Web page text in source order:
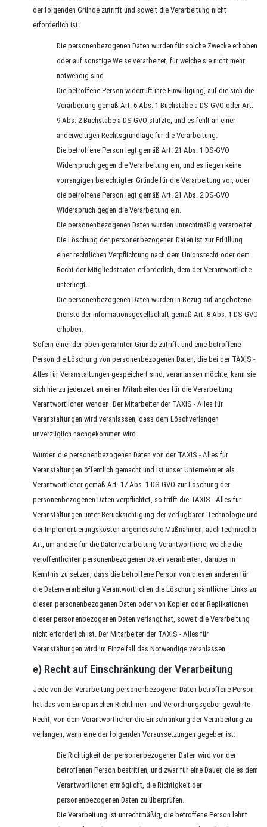
der folgenden Gründe zutrifft und soweit die Verarbeitung nicht
erforderlich ist:
Die personenbezogenen Daten wurden für solche Zwecke erhoben
oder auf sonstige Weise verarbeitet, für welche sie nicht mehr
notwendig sind.
Die betroffene Person widerruft ihre Einwilligung, auf die sich die
Verarbeitung gemäß Art. 6 Abs. 1 Buchstabe a DS-GVO oder Art.
9 Abs. 2 Buchstabe a DS-GVO stützte, und es fehlt an einer
anderweitigen Rechtsgrundlage für die Verarbeitung.
Die betroffene Person legt gemäß Art. 21 Abs. 1 DS-GVO
Widerspruch gegen die Verarbeitung ein, und es liegen keine
vorrangigen berechtigten Gründe für die Verarbeitung vor, oder
die betroffene Person legt gemäß Art. 21 Abs. 2 DS-GVO
Widerspruch gegen die Verarbeitung ein.
Die personenbezogenen Daten wurden unrechtmäßig verarbeitet.
Die Löschung der personenbezogenen Daten ist zur Erfüllung
einer rechtlichen Verpflichtung nach dem Unionsrecht oder dem
Recht der Mitgliedstaaten erforderlich, dem der Verantwortliche
unterliegt.
Die personenbezogenen Daten wurden in Bezug auf angebotene
Dienste der Informationsgesellschaft gemäß Art. 8 Abs. 1 DS-GVO
erhoben.
Sofern einer der oben genannten Gründe zutrifft und eine betroffene
Person die Löschung von personenbezogenen Daten, die bei der TAXIS -
Alles für Veranstaltungen gespeichert sind, veranlassen möchte, kann sie
sich hierzu jederzeit an einen Mitarbeiter des für die Verarbeitung
Verantwortlichen wenden. Der Mitarbeiter der TAXIS - Alles für
Veranstaltungen wird veranlassen, dass dem Löschverlangen
unverzüglich nachgekommen wird.
Wurden die personenbezogenen Daten von der TAXIS - Alles für
Veranstaltungen öffentlich gemacht und ist unser Unternehmen als
Verantwortlicher gemäß Art. 17 Abs. 1 DS-GVO zur Löschung der
personenbezogenen Daten verpflichtet, so trifft die TAXIS - Alles für
Veranstaltungen unter Berücksichtigung der verfügbaren Technologie und
der Implementierungskosten angemessene Maßnahmen, auch technischer
Art, um andere für die Datenverarbeitung Verantwortliche, welche die
veröffentlichten personenbezogenen Daten verarbeiten, darüber in
Kenntnis zu setzen, dass die betroffene Person von diesen anderen für
die Datenverarbeitung Verantwortlichen die Löschung sämtlicher Links zu
diesen personenbezogenen Daten oder von Kopien oder Replikationen
dieser personenbezogenen Daten verlangt hat, soweit die Verarbeitung
nicht erforderlich ist. Der Mitarbeiter der TAXIS - Alles für
Veranstaltungen wird im Einzelfall das Notwendige veranlassen.
e) Recht auf Einschränkung der Verarbeitung
Jede von der Verarbeitung personenbezogener Daten betroffene Person
hat das vom Europäischen Richtlinien- und Verordnungsgeber gewährte
Recht, von dem Verantwortlichen die Einschränkung der Verarbeitung zu
verlangen, wenn eine der folgenden Voraussetzungen gegeben ist:
Die Richtigkeit der personenbezogenen Daten wird von der
betroffenen Person bestritten, und zwar für eine Dauer, die es dem
Verantwortlichen ermöglicht, die Richtigkeit der
personenbezogenen Daten zu überprüfen.
Die Verarbeitung ist unrechtmäßig, die betroffene Person lehnt